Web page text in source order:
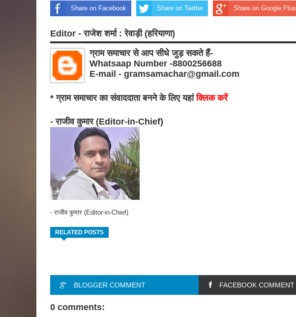
Share on Facebook Share on Twitter Share on Google Plus
Editor - राजेश शर्मा : रेवाड़ी (हरियाणा)
ग्राम समाचार से आप सीधे जुड़ सकते हैं-
Whatsaap Number -8800256688
E-mail - gramsamachar@gmail.com
* ग्राम समाचार का संवाददाता बनने के लिए यहांक्लिक करें
- राजीव कुमार (Editor-in-Chief)
- राजीव कुमार (Editor-in-Chief)
RELATED POSTS
BLOGGER COMMENT FACEBOOK COMMENT
0 comments: